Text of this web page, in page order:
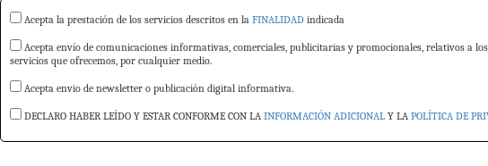
Acepta la prestación de los servicios descritos en la FINALIDAD indicada
Acepta envío de comunicaciones informativas, comerciales, publicitarias y promocionales, relativos a
servicios que ofrecemos, por cualquier medio.
Acepta envio de newsletter o publicación digital informativa.
DECLARO HABER LEÍDO Y ESTAR CONFORME CON LA INFORMACIÓN ADICIONAL Y LA POLÍTICA DE